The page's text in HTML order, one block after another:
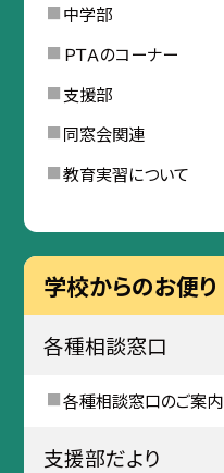
中学部
ＰＴＡのコーナー
支援部
同窓会関連
教育実習について
学校からのお便り
各種相談窓口
各種相談窓口のご案内
支援部だより